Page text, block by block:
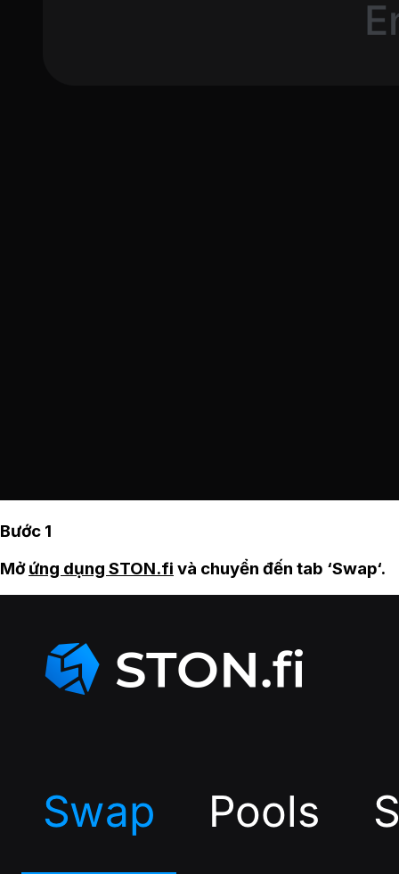
Bước 1
Mởứng dụng STON.fi và chuyển đến tab ‘Swap‘.